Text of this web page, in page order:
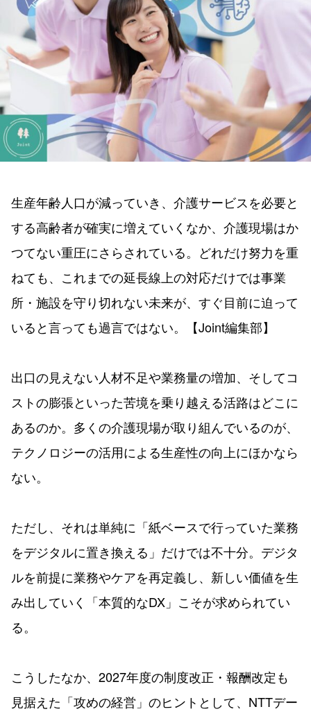
生産年齢人口が減っていき、介護サービスを必要と
する高齢者が確実に増えていくなか、介護現場はか
つてない重圧にさらされている。どれだけ努力を重
ねても、これまでの延長線上の対応だけでは事業
所・施設を守り切れない未来が、すぐ目前に迫って
いると言っても過言ではない。【Joint編集部】
出口の見えない人材不足や業務量の増加、そしてコ
ストの膨張といった苦境を乗り越える活路はどこに
あるのか。多くの介護現場が取り組んでいるのが、
テクノロジーの活用による生産性の向上にほかなら
ない。
ただし、それは単純に「紙ベースで行っていた業務
をデジタルに置き換える」だけでは不十分。デジタ
ルを前提に業務やケアを再定義し、新しい価値を生
み出していく「本質的なDX」こそが求められてい
る。
こうしたなか、2027年度の制度改正・報酬改定も
見据えた「攻めの経営」のヒントとして、NTTデー